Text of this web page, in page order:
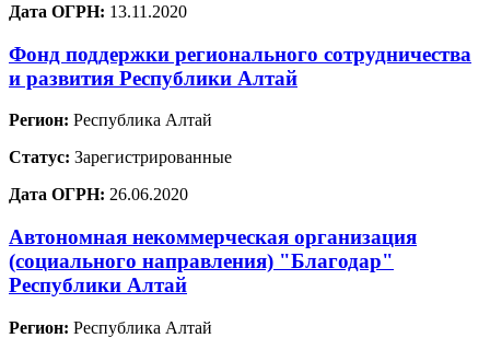
Дата ОГРН: 13.11.2020
Фонд поддержки регионального сотрудничества
и развития Республики Алтай
Регион: Республика Алтай
Статус: Зарегистрированные
Дата ОГРН: 26.06.2020
Автономная некоммерческая организация
(социального направления) "Благодар"
Республики Алтай
Регион: Республика Алтай